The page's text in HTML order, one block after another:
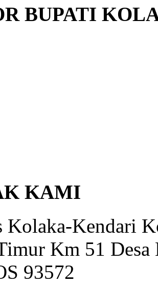
BUPATI
KAMI
Kolaka-Kendari
Km 51 Desa
93572